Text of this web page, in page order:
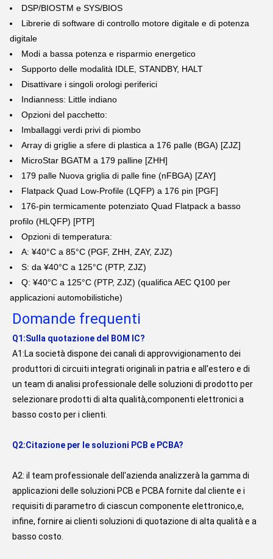
DSP/BIOSTM e SYS/BIOS
Librerie di software di controllo motore digitale e di potenza
digitale
Modi a bassa potenza e risparmio energetico
Supporto delle modalità IDLE, STANDBY, HALT
Disattivare i singoli orologi periferici
Indianness: Little indiano
Opzioni del pacchetto:
Imballaggi verdi privi di piombo
Array di griglie a sfere di plastica a 176 palle (BGA) [ZJZ]
MicroStar BGATM a 179 palline [ZHH]
179 palle Nuova griglia di palle fine (nFBGA) [ZAY]
Flatpack Quad Low-Profile (LQFP) a 176 pin [PGF]
176-pin termicamente potenziato Quad Flatpack a basso
profilo (HLQFP) [PTP]
Opzioni di temperatura:
A: ¥40°C a 85°C (PGF, ZHH, ZAY, ZJZ)
S: da ¥40°C a 125°C (PTP, ZJZ)
Q: ¥40°C a 125°C (PTP, ZJZ) (qualifica AEC Q100 per
applicazioni automobilistiche)
Domande frequenti
Q1:Sulla quotazione del BOM IC?
A1:La società dispone dei canali di approvvigionamento dei
produttori di circuiti integrati originali in patria e all'estero e di
un team di analisi professionale delle soluzioni di prodotto per
selezionare prodotti di alta qualità,componenti elettronici a
basso costo per i clienti.
Q2:Citazione per le soluzioni PCB e PCBA?
A2: il team professionale dell'azienda analizzerà la gamma di
applicazioni delle soluzioni PCB e PCBA fornite dal cliente e i
requisiti di parametro di ciascun componente elettronico,e,
infine, fornire ai clienti soluzioni di quotazione di alta qualità e a
basso costo.